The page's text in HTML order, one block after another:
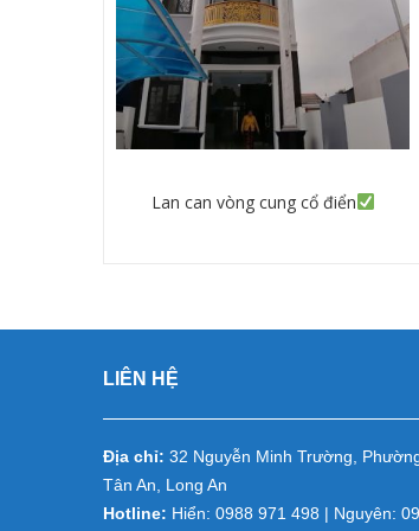
Lan can vòng cung cổ điển
LIÊN HỆ
Địa chỉ: 32 Nguyễn Minh Trường,
Tân An, Long An
Hotline: Hiển: 0988 971 498 | Nguyên: